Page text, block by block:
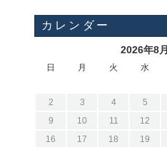
カレンダー
2026年8月
日 月 火 水
2
3 4 5
9
10 11 12
16
17 18 19